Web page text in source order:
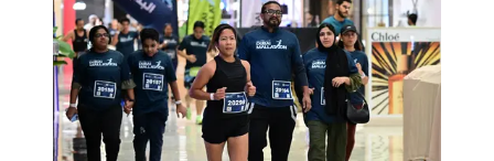
Orang-orang berpartisipasi dalam Dubai Mallathon
2025, di mal City Centre Mirdif di Dubai pada 9
Agustus 2025. Dubai Mallathon adalah inisiatif
kesehatan masyarakat di seluruh kota yang bertujuan
untuk mendorong orang-orang agar tetap aktif selama
musim panas yang terik, dengan mengubah pusat
perbelanjaan utama kota menjadi ruang kebugaran pagi
hari. (dok. Giuseppe CACACE / AFP)